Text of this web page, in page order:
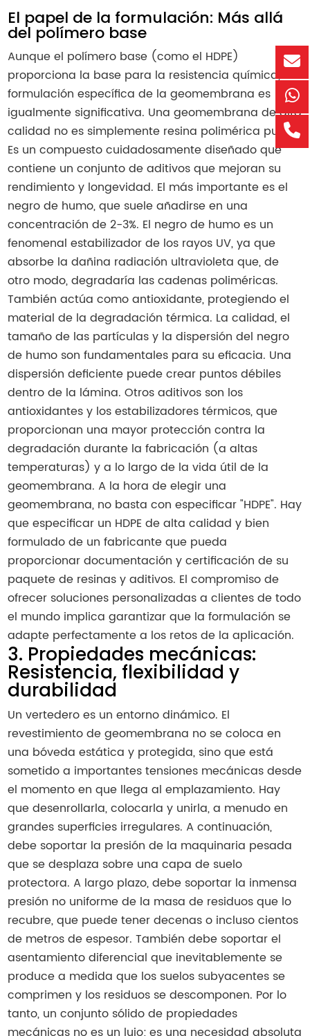
El papel de la formulación: Más allá
del polímero base
Aunque el polímero base (como el HDPE)
proporciona la base para la resistencia química, la
formulación específica de la geomembrana es
igualmente significativa. Una geomembrana de alta
calidad no es simplemente resina polimérica pura.
Es un compuesto cuidadosamente diseñado que
contiene un conjunto de aditivos que mejoran su
rendimiento y longevidad. El más importante es el
negro de humo, que suele añadirse en una
concentración de 2-3%. El negro de humo es un
fenomenal estabilizador de los rayos UV, ya que
absorbe la dañina radiación ultravioleta que, de
otro modo, degradaría las cadenas poliméricas.
También actúa como antioxidante, protegiendo el
material de la degradación térmica. La calidad, el
tamaño de las partículas y la dispersión del negro
de humo son fundamentales para su eficacia. Una
dispersión deficiente puede crear puntos débiles
dentro de la lámina. Otros aditivos son los
antioxidantes y los estabilizadores térmicos, que
proporcionan una mayor protección contra la
degradación durante la fabricación (a altas
temperaturas) y a lo largo de la vida útil de la
geomembrana. A la hora de elegir una
geomembrana, no basta con especificar "HDPE". Hay
que especificar un HDPE de alta calidad y bien
formulado de un fabricante que pueda
proporcionar documentación y certificación de su
paquete de resinas y aditivos. El compromiso de
ofrecer soluciones personalizadas a clientes de todo
el mundo implica garantizar que la formulación se
adapte perfectamente a los retos de la aplicación.
3. Propiedades mecánicas:
Resistencia, flexibilidad y
durabilidad
Un vertedero es un entorno dinámico. El
revestimiento de geomembrana no se coloca en
una bóveda estática y protegida, sino que está
sometido a importantes tensiones mecánicas desde
el momento en que llega al emplazamiento. Hay
que desenrollarla, colocarla y unirla, a menudo en
grandes superficies irregulares. A continuación,
debe soportar la presión de la maquinaria pesada
que se desplaza sobre una capa de suelo
protectora. A largo plazo, debe soportar la inmensa
presión no uniforme de la masa de residuos que lo
recubre, que puede tener decenas o incluso cientos
de metros de espesor. También debe soportar el
asentamiento diferencial que inevitablemente se
produce a medida que los suelos subyacentes se
comprimen y los residuos se descomponen. Por lo
tanto, un conjunto sólido de propiedades